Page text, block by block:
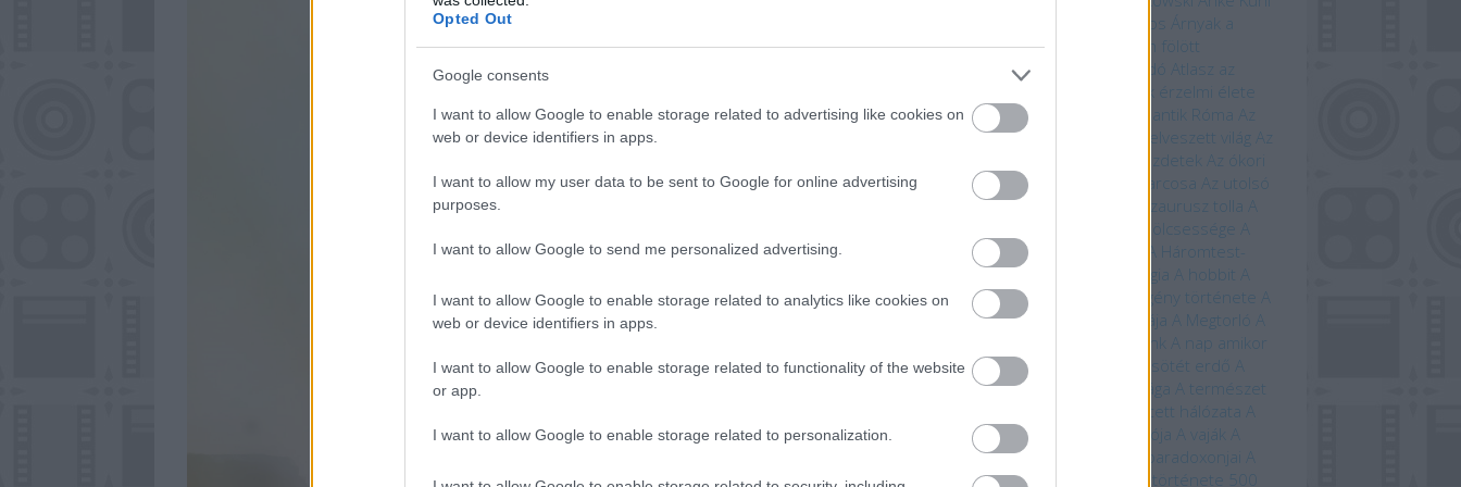
Opted Out
Google consents
I want to allow Google to enable storage related to advertising like cookies on
web or device identifiers in apps.
I want to allow my user data to be sent to Google for online advertising
purposes.
I want to allow Google to send me personalized advertising.
I want to allow Google to enable storage related to analytics like cookies on
web or device identifiers in apps.
I want to allow Google to enable storage related to functionality of the website
or app.
I want to allow Google to enable storage related to personalization.
Árnyak a
sötétben Árnyék Innsmouth fölött
asztrofizika
Athenaeum Kiadó
Atlasz az
Az állatok érzelmi élete
Az állatok szerelmi élete
Az antik Róma Az
Avatar világa
Az elveszett világ Az
emberiség története – A kezdetek Az ókori
Görögország
Az országút harcosa Az utolsó
kívánság Az út vége A dinoszaurusz tolla A
A farkasok bölcsessége
A
földi idegenek
A Háromtest-
probléma
A háromtest-trilógia A hobbit A
Hobbit művészete
A képregény története
A
kívülálló A Krampusz éjszakája A Megtorló
A
A mi bolygónk A nap amikor
megtörténik
A sötét erdő
A
szilmarilok
A temetők élővilága A természet
A természet rejtett hálózata A
tó úrnője
A Tűzhegy varázslója A vaják A
végzet kardja
A versengés paradoxonjai A
veszedelem kikötője
A világ története 500